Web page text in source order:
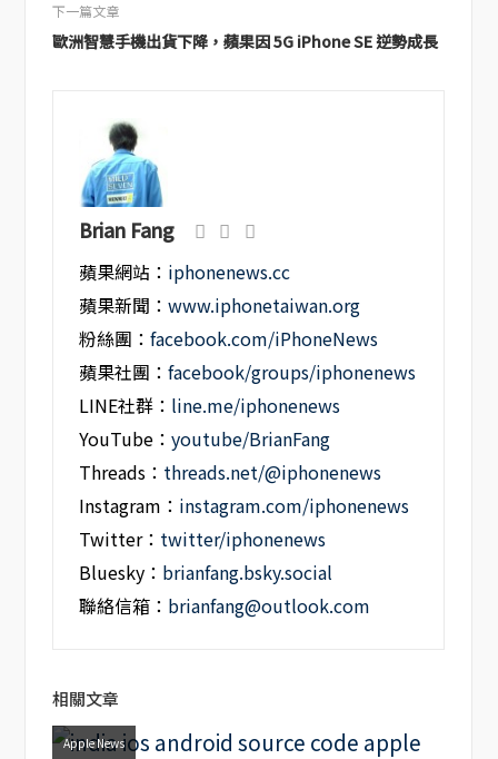
下一篇文章
歐洲智慧手機出貨下降，蘋果因 5G iPhone SE 逆勢成長
Brian Fang
蘋果網站： iphonenews.cc
蘋果新聞：www.iphonetaiwan.org
粉絲團：facebook.com/iPhoneNews
蘋果社團：facebook/groups/iphonenews
LINE社群： line.me/iphonenews
YouTube：youtube/BrianFang
Threads： threads.net/@iphonenews
Instagram： instagram.com/iphonenews
Twitter： twitter/iphonenews
Bluesky： brianfang.bsky.social
聯絡信箱： brianfang@outlook.com
相關文章
Apple News